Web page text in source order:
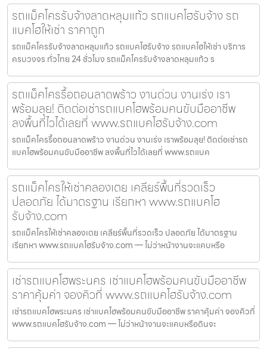
รถแม็คโครรับจ้างลาดหลุมแก้ว รถแบคโฮรับจ้าง รถ
แบคโฮให้เช่า ราคาถูก
รถแม็คโครรับจ้างลาดหลุมแก้ว รถแบคโฮรับจ้าง รถแบคโฮให้เช่า บริการ
ครบวงจร ทั่วไทย 24 ชั่วโมง รถแม็คโครรับจ้างลาดหลุมแก้ว ร
รถแม็คโครรื้อถอนลาดพร้าว งานด่วน งานเร่ง เรา
พร้อมลุย! ติดต่อเช่ารถแบคโฮพร้อมคนขับมืออาชีพ
ลงพื้นที่ไวได้เลยที่ www.รถแบคโฮรับจ้าง.com
รถแม็คโครรื้อถอนลาดพร้าว งานด่วน งานเร่ง เราพร้อมลุย! ติดต่อเช่ารถ
แบคโฮพร้อมคนขับมืออาชีพ ลงพื้นที่ไวได้เลยที่ www.รถแบค
รถแม็คโครให้เช่าคลองเตย เคลียร์พื้นที่รวดเร็ว
ปลอดภัย ได้มาตรฐาน เรียกหา www.รถแบคโฮ
รับจ้าง.com
รถแม็คโครให้เช่าคลองเตย เคลียร์พื้นที่รวดเร็ว ปลอดภัย ได้มาตรฐาน
เรียกหา www.รถแบคโฮรับจ้าง.com — ไม่ว่าหน้างานจะแคบหรือ
เช่ารถแบคโฮพระนคร เช่าแบคโฮพร้อมคนขับมืออาชีพ
ราคาคุ้มค่า จองคิวที่ www.รถแบคโฮรับจ้าง.com
เช่ารถแบคโฮพระนคร เช่าแบคโฮพร้อมคนขับมืออาชีพ ราคาคุ้มค่า จองคิวที่
www.รถแบคโฮรับจ้าง.com — ไม่ว่าหน้างานจะแคบหรือดินจะ